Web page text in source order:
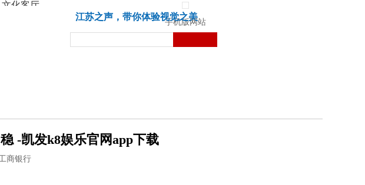
文化客厅
手机版网站
江苏之声，带你体验视觉之美
-凯发k8娱乐官网app下载
商银行